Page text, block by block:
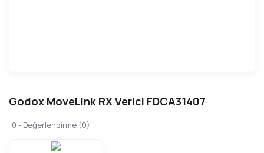
Godox MoveLink RX Verici FDCA31407
0 - Değerlendirme (0)